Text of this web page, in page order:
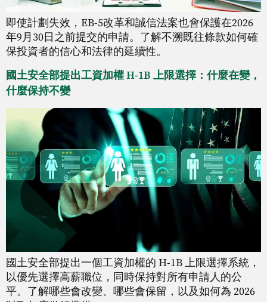
即使計劃失效，EB-5改革和誠信法案也會保護在2026
年9月30日之前提交的申請。了解不溯既往條款如何確
保投資者的信心和法律的延續性。
國土安全部提出工資加權 H-1B 上限選擇：什麼在變，
什麼保持不變
國土安全部提出一個工資加權的 H-1B 上限選擇系統，
以優先選擇高薪職位，同時保持對所有申請人的公
平。了解哪些會改變、哪些會保留，以及如何為 2026